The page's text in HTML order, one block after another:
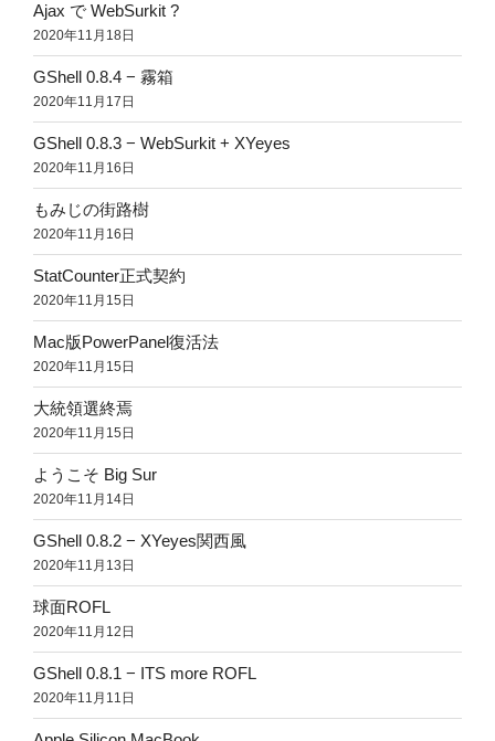
Ajax で WebSurkit ?
2020年11月18日
GShell 0.8.4 − 霧箱
2020年11月17日
GShell 0.8.3 − WebSurkit + XYeyes
2020年11月16日
もみじの街路樹
2020年11月16日
StatCounter正式契約
2020年11月15日
Mac版PowerPanel復活法
2020年11月15日
大統領選終焉
2020年11月15日
ようこそ Big Sur
2020年11月14日
GShell 0.8.2 − XYeyes関西風
2020年11月13日
球面ROFL
2020年11月12日
GShell 0.8.1 − ITS more ROFL
2020年11月11日